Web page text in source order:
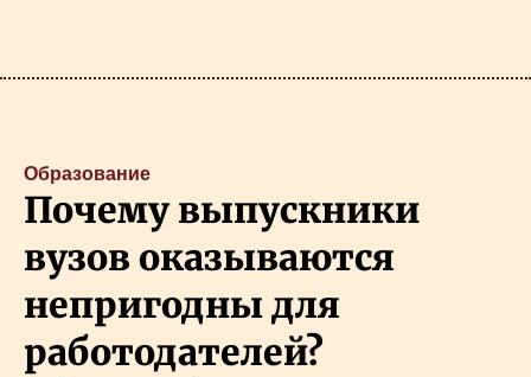
Образование
Почему выпускники
вузов оказываются
непригодны для
работодателей?